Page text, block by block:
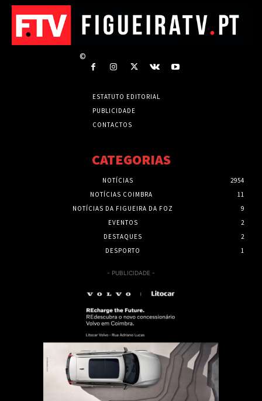
©
ESTATUTO EDITORIAL
PUBLICIDADE
CONTACTOS
CATEGORIAS
NOTÍCIAS
2954
NOTÍCIAS COIMBRA
11
NOTÍCIAS DA FIGUEIRA DA FOZ
9
EVENTOS
2
DESTAQUES
2
DESPORTO
1
- PUBLICIDADE -